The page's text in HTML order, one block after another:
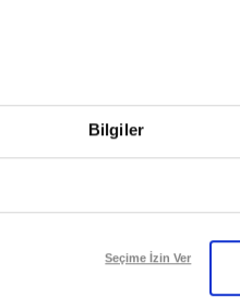
Bilgiler
Seçime İzin Ver